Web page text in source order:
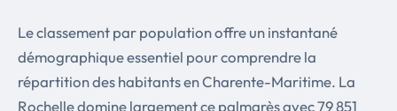
Le classement par population offre un instantané
démographique essentiel pour comprendre la
répartition des habitants en Charente-Maritime. La
Rochelle domine largement ce palmarès avec 79 851